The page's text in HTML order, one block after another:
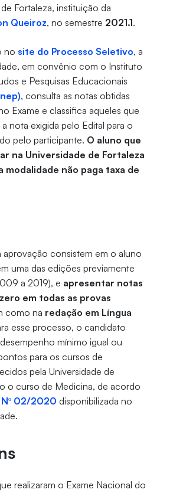
Fortaleza, instituição da
Queiroz, no semestre 2021.1.
no site do Processo Seletivo, a
em convênio com o Instituto
e Pesquisas Educacionais
, consulta as notas obtidas
Exame e classifica aqueles que
nota exigida pelo Edital para o
pelo participante. O aluno que
na Universidade de Fortaleza
modalidade não paga taxa de
aprovação consistem em o aluno
uma das edições previamente
a 2019), e apresentar notas
em todas as provas
como na redação em Língua
esse processo, o candidato
mínimo igual ou
para os cursos de
pela Universidade de
o curso de Medicina, de acordo
02/2020 disponibilizada no
realizaram o Exame Nacional do